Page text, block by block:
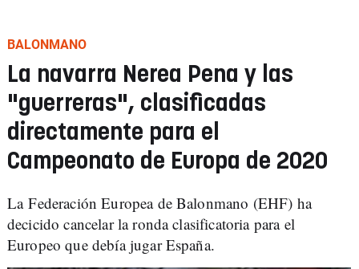
BALONMANO
La navarra Nerea Pena y las
"guerreras", clasificadas
directamente para el
Campeonato de Europa de 2020
La Federación Europea de Balonmano (EHF) ha
decicido cancelar la ronda clasificatoria para el
Europeo que debía jugar España.